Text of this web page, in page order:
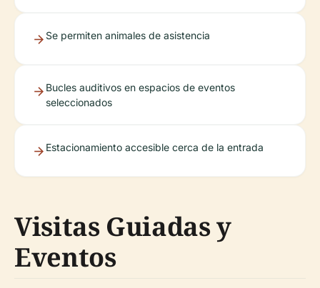
Se permiten animales de asistencia
Bucles auditivos en espacios de eventos
seleccionados
Estacionamiento accesible cerca de la entrada
Visitas Guiadas y
Eventos